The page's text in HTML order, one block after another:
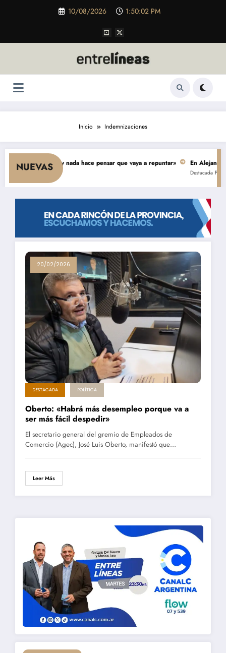
10/08/2026 1:50:02 PM
Inicio Indemnizaciones
NUEVAS
el consumo y nada hace pensar que vaya a repuntar» En Alejandro,
Destacada Política
20/02/2026
DESTACADA POLÍTICA
Oberto: «Habrá más desempleo porque va a
ser más fácil despedir»
El secretario general del gremio de Empleados de
Comercio (Agec), José Luis Oberto, manifestó que…
Leer Más